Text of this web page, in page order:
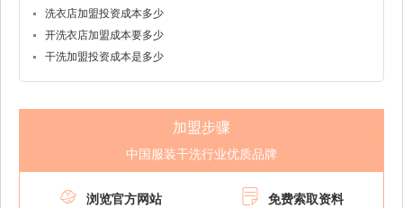
洗衣店加盟投资成本多少
开洗衣店加盟成本要多少
干洗加盟投资成本是多少
加盟步骤
中国服装干洗行业优质品牌
 浏览官方网站  免费索取资料